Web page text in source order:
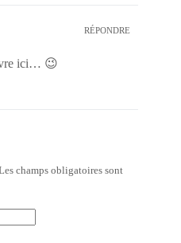
RÉPONDRE
ici… 😉
champs obligatoires sont